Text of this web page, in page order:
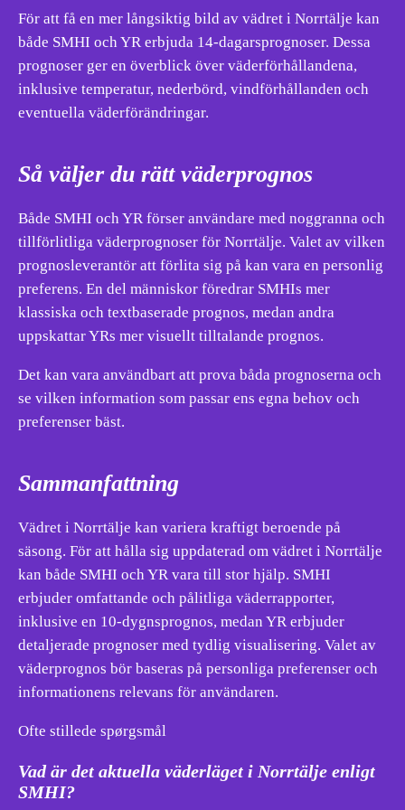
För att få en mer långsiktig bild av vädret i Norrtälje kan
både SMHI och YR erbjuda 14-dagarsprognoser. Dessa
prognoser ger en överblick över väderförhållandena,
inklusive temperatur, nederbörd, vindförhållanden och
eventuella väderförändringar.
Så väljer du rätt väderprognos
Både SMHI och YR förser användare med noggranna och
tillförlitliga väderprognoser för Norrtälje. Valet av vilken
prognosleverantör att förlita sig på kan vara en personlig
preferens. En del människor föredrar SMHIs mer
klassiska och textbaserade prognos, medan andra
uppskattar YRs mer visuellt tilltalande prognos.
Det kan vara användbart att prova båda prognoserna och
se vilken information som passar ens egna behov och
preferenser bäst.
Sammanfattning
Vädret i Norrtälje kan variera kraftigt beroende på
säsong. För att hålla sig uppdaterad om vädret i Norrtälje
kan både SMHI och YR vara till stor hjälp. SMHI
erbjuder omfattande och pålitliga väderrapporter,
inklusive en 10-dygnsprognos, medan YR erbjuder
detaljerade prognoser med tydlig visualisering. Valet av
väderprognos bör baseras på personliga preferenser och
informationens relevans för användaren.
Ofte stillede spørgsmål
Vad är det aktuella väderläget i Norrtälje enligt
SMHI?